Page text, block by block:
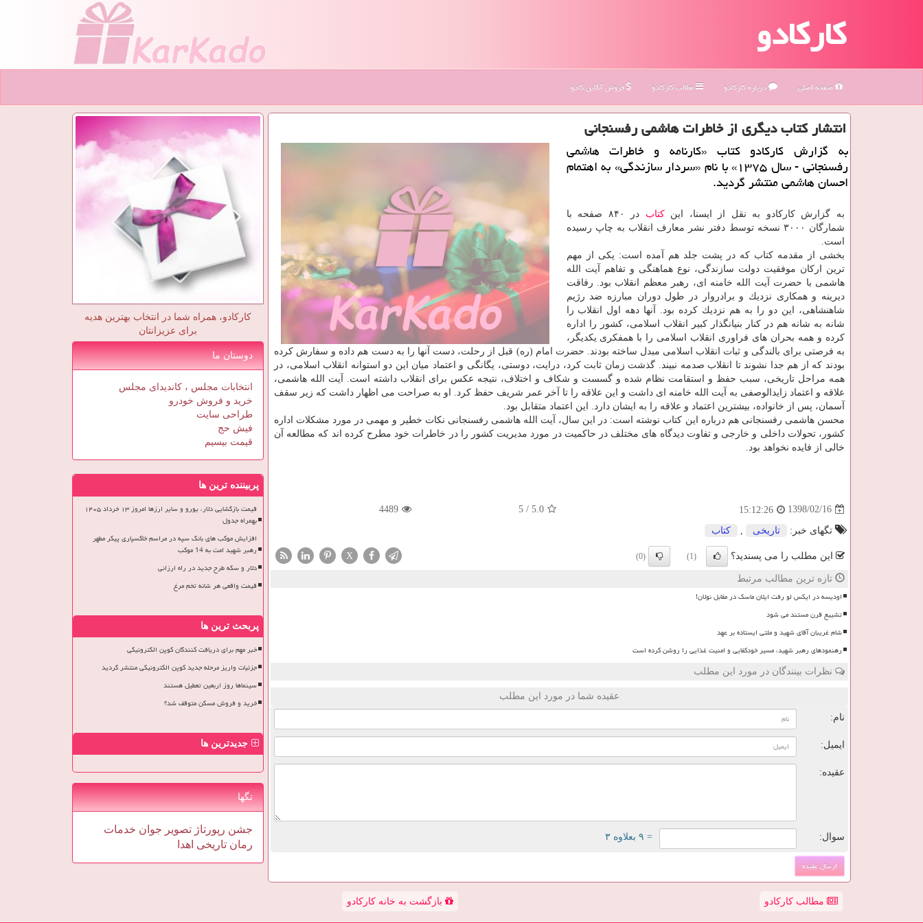
کارکادو
صفحه اصلی درباره كاركادو مطالب كاركادو فروش آنلاین کادو
انتشار كتاب دیگری از خاطرات هاشمی رفسنجانی
به گزارش كاركادو كتاب «كارنامه و خاطرات هاشمی
رفسنجانی - سال ۱۳۷۵» با نام «سردار سازندگی» به اهتمام
احسان هاشمی منتشر گردید.
به گزارش كاركادو به نقل از ایسنا، اینكتاب
در ۸۴۰ صفحه با
شمارگان ۳۰۰۰ نسخه توسط دفتر نشر معارف انقلاب به چاپ رسیده
است.
بخشی از مقدمه كتاب كه در پشت جلد هم آمده است: یكی از مهم
ترین اركان موفقیت دولت سازندگی، نوع هماهنگی و تفاهم آیت الله
هاشمی با حضرت آیت الله خامنه ای، رهبر معظم انقلاب بود. رفاقت
دیرینه و همكاری نزدیك و برادروار در طول دوران مبارزه ضد رژیم
شاهنشاهی، این دو را به هم نزدیك كرده بود. آنها دهه اول انقلاب را
شانه به شانه هم در كنار بنیانگذار كبیر انقلاب اسلامی، كشور را اداره
كرده و همه بحران های فراوری انقلاب اسلامی را با همفكری یكدیگر،
به فرصتی برای بالندگی و ثبات انقلاب اسلامی مبدل ساخته بودند. حضرت امام (ره) قبل از رحلت، دست آنها را به دست هم داده و سفارش كرده
بودند كه از هم جدا نشوند تا انقلاب صدمه نبیند. گذشت زمان ثابت كرد، درایت، دوستی، یگانگی و اعتماد میان این دو استوانه انقلاب اسلامی، در
همه مراحل تاریخی، سبب حفظ و استقامت نظام شده و گسست و شكاف و اختلاف، نتیجه عكس برای انقلاب داشته است. آیت الله هاشمی،
علاقه و اعتماد زایدالوصفی به آیت الله خامنه ای داشت و این علاقه را تا آخر عمر شریف حفظ كرد. او به صراحت می اظهار داشت كه زیر سقف
آسمان، پس از خانواده، بیشترین اعتماد و علاقه را به ایشان دارد. این اعتماد متقابل بود.
محسن هاشمی رفسنجانی هم درباره این كتاب نوشته است: در این سال، آیت الله هاشمی رفسنجانی نكات خطیر و مهمی در مورد مشكلات اداره
كشور، تحولات داخلی و خارجی و تفاوت دیدگاه های مختلف در حاكمیت در مورد مدیریت كشور را در خاطرات خود مطرح كرده اند كه مطالعه آن
خالی از فایده نخواهد بود.
1398/02/16
15:12:26
5.0
/
5
4489
تگهای خبر: تاریخی كتاب
این مطلب را می پسندید؟ (1)
(0)
X
تازه ترین مطالب مرتبط
اودیسه در ایکس لو رفت ایلان ماسک در مقابل نولان!
تشییع قرن مستند می شود
شام غریبان آقای شهید و ملتی ایستاده بر عهد
رهنمودهای رهبر شهید، مسیر خودکفایی و امنیت غذایی را روشن کرده است
نظرات بینندگان در مورد این مطلب
عقیده شما در مورد این مطلب
نام:
ایمیل:
عقیده:
سوال: = ۹ بعلاوه ۳
کارکادو، همراه شما در انتخاب بهترین هدیه
برای عزیزانتان
دوستان ما
انتخابات مجلس ، کاندیدای مجلس
خرید و فروش خودرو
طراحی سایت
فیش حج
قیمت بیسیم
پربیننده ترین ها
قیمت بازگشایی دلار، یورو و سایر ارزها امروز ۱۳ خرداد ۱۴۰۵
بهمراه جدول
افزایش موکب های بانک سپه در مراسم خاکسپاری پیکر مطهر
رهبر شهید امت به 14 موکب
دلار و سکه طرح جدید در راه ارزانی
قیمت واقعی هر شانه تخم مرغ
پربحث ترین ها
خبر مهم برای دریافت کنندگان کوپن الکترونیکی
جزئیات واریز مرحله جدید کوپن الکترونیکی منتشر گردید
سینماها روز اربعین تعطیل هستند
خرید و فروش مسکن متوقف شد؟
جدیدترین ها
تگها
جشن رپورتاژ تصویر جوان خدمات
رمان تاریخی اهدا
مطالب کارکادو بازگشت به خانه کارکادو